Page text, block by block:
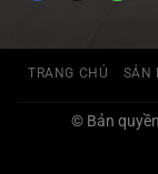
TRANG CHỦ SẢN
© Bản